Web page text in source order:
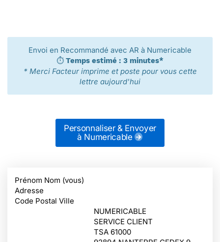
Envoi en Recommandé avec AR à Numericable
⏱️ Temps estimé : 3 minutes*
* Merci Facteur imprime et poste pour vous cette
lettre aujourd'hui
Personnaliser & Envoyer
à Numericable
Prénom Nom (vous)
Adresse
Code Postal Ville
NUMERICABLE
SERVICE CLIENT
TSA 61000